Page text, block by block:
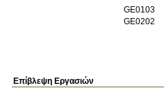
GE0103
GE0202
Επίβλεψη Εργασιών